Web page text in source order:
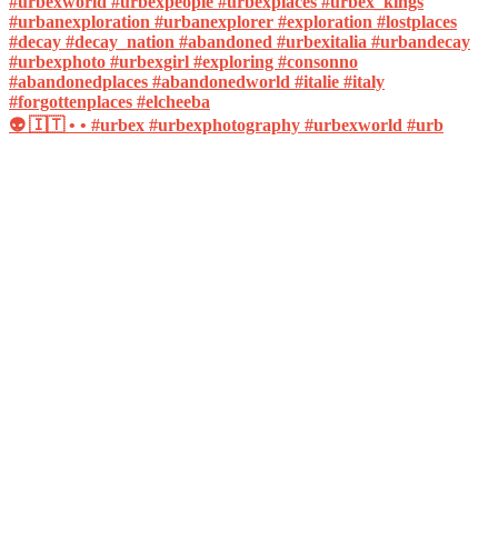
👽 🇮🇹 • • #urbex #urbexphotography #urbexworld #urb